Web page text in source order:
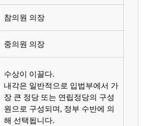
참의원 의장
중의원 의장
수상이 이끌다.
내각은 일반적으로 입법부에서 가
장 큰 정당 또는 연립정당의 구성
원으로 구성되며, 정부 수반에 의
해 선택됩니다.